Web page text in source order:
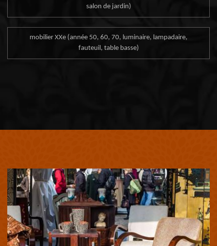
salon de jardin)
mobilier XXe (année 50, 60, 70, luminaire, lampadaire,
fauteuil, table basse)